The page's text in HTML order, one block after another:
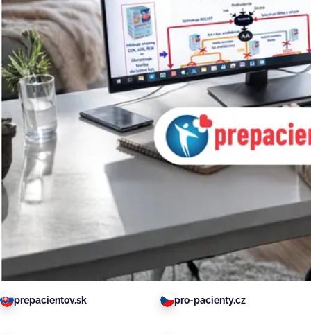
prepacientov.sk pro-pacienty.cz